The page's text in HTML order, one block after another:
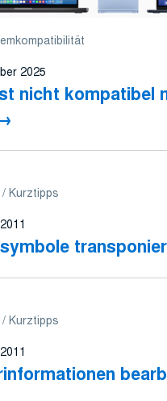
2025
nicht kompatibel
Kurztipps
Kurztipps